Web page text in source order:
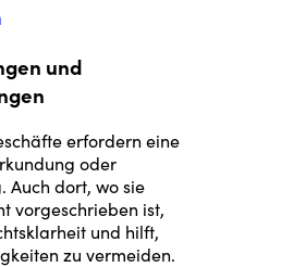
und
erfordern eine
oder
Auch dort, wo sie
vorgeschrieben ist,
und hilft,
zu vermeiden.